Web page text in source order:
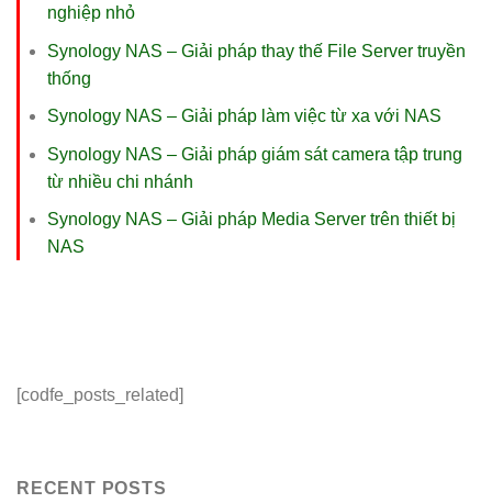
nghiệp nhỏ
Synology NAS – Giải pháp thay thế File Server truyền
thống
Synology NAS – Giải pháp làm việc từ xa với NAS
Synology NAS – Giải pháp giám sát camera tập trung
từ nhiều chi nhánh
Synology NAS – Giải pháp Media Server trên thiết bị
NAS
[codfe_posts_related]
RECENT POSTS